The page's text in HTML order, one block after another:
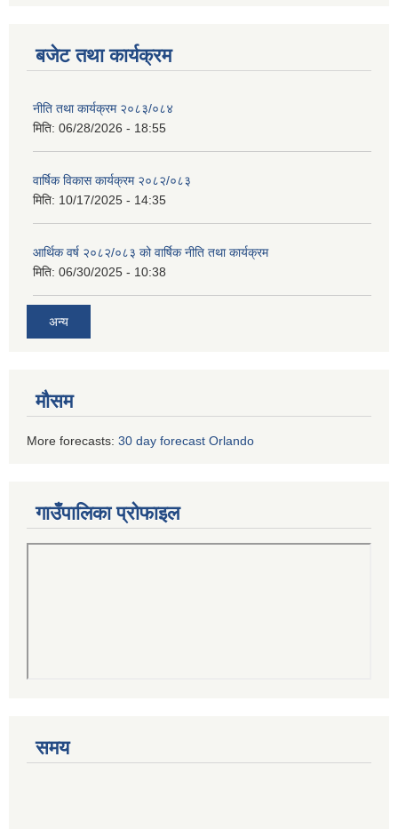
बजेट तथा कार्यक्रम
नीति तथा कार्यक्रम २०८३/०८४
मिति: 06/28/2026 - 18:55
वार्षिक विकास कार्यक्रम २०८२/०८३
मिति: 10/17/2025 - 14:35
आर्थिक वर्ष २०८२/०८३ को वार्षिक नीति तथा कार्यक्रम
मिति: 06/30/2025 - 10:38
अन्य
मौसम
More forecasts: 30 day forecast Orlando
गाउँपालिका प्रोफाइल
समय